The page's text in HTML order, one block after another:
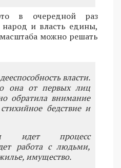
в очередной раз
народ и власть едины,
можно решать
власти.
она от первых лиц
обратила внимание
бедствие и
идет процесс
работа с людьми,
имущество.